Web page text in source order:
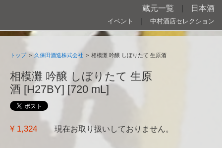
蔵元一覧 日本酒
イベント 中村酒店セレクション
トップ > 久保田酒造株式会社 > 相模灘 吟醸 しぼりたて 生原酒
相模灘 吟醸 しぼりたて 生原
酒 [H27BY] [720 mL]
¥ 1,324 現在お取り扱いしておりません。